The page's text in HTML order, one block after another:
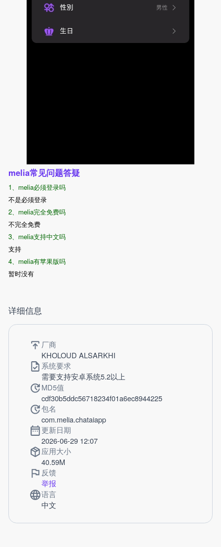
melia常见问题答疑
1、melia必须登录吗
不是必须登录
2、melia完全免费吗
不完全免费
3、melia支持中文吗
支持
4、melia有苹果版吗
暂时没有
详细信息
厂商
KHOLOUD ALSARKHI
系统要求
需要支持安卓系统5.2以上
MD5值
cdf30b5ddc56718234f01a6ec8944225
包名
com.melia.chataiapp
更新日期
2026-06-29 12:07
应用大小
40.59M
反馈
举报
语言
中文